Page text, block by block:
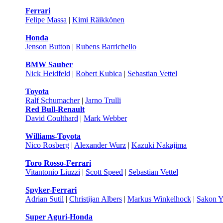
Ferrari
Felipe Massa | Kimi Räikkönen
Honda
Jenson Button | Rubens Barrichello
BMW Sauber
Nick Heidfeld | Robert Kubica | Sebastian Vettel
Toyota
Ralf Schumacher| Jarno Trulli
Red Bull-Renault
David Coulthard | Mark Webber
Williams-Toyota
Nico Rosberg | Alexander Wurz | Kazuki Nakajima
Toro Rosso-Ferrari
Vitantonio Liuzzi | Scott Speed | Sebastian Vettel
Spyker-Ferrari
Adrian Sutil | Christijan Albers | Markus Winkelhock | Sakon
Super Aguri-Honda